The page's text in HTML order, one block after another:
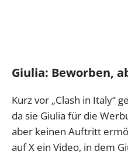
Giulia: Beworben,
Kurz vor „Clash in Italy“
da sie Giulia für die
aber keinen Auftritt
auf X ein Video, in dem